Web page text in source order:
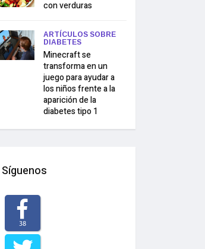
con verduras
ARTÍCULOS SOBRE
DIABETES
Minecraft se
transforma en un
juego para ayudar a
los niños frente a la
aparición de la
diabetes tipo 1
Síguenos
38